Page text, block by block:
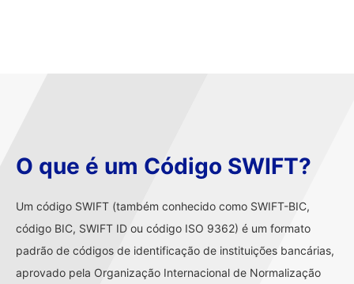
O que é um Código SWIFT?
Um código SWIFT (também conhecido como SWIFT-BIC,
código BIC, SWIFT ID ou código ISO 9362) é um formato
padrão de códigos de identificação de instituições bancárias,
aprovado pela Organização Internacional de Normalização